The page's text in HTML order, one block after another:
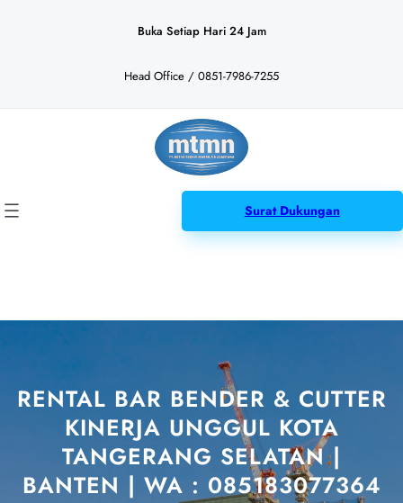
Buka Setiap Hari 24 Jam
Head Office / 0851-7986-7255
Surat Dukungan
RENTAL BAR BENDER & CUTTER
KINERJA UNGGUL KOTA
TANGERANG SELATAN |
BANTEN | WA : 085183077364